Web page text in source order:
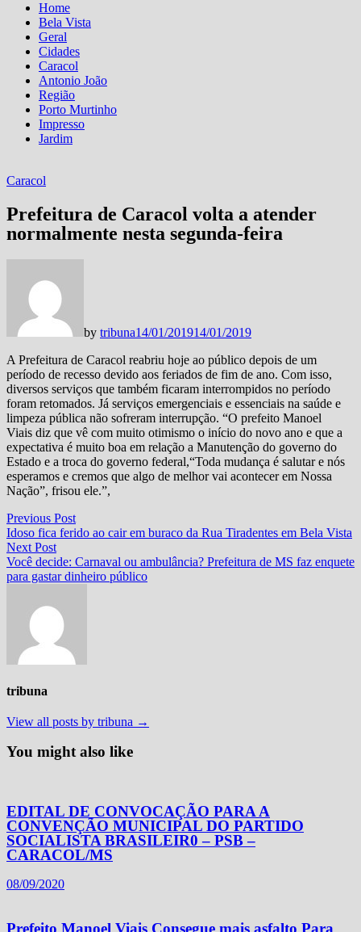
Home
Bela Vista
Geral
Cidades
Caracol
Antonio João
Região
Porto Murtinho
Impresso
Jardim
Caracol
Prefeitura de Caracol volta a atender
normalmente nesta segunda-feira
by tribuna14/01/201914/01/2019
A Prefeitura de Caracol reabriu hoje ao público depois de um
período de recesso devido aos feriados de fim de ano. Com isso,
diversos serviços que também ficaram interrompidos no período
foram retomados. Já serviços emergenciais e essenciais na saúde e
limpeza pública não sofreram interrupção. “O prefeito Manoel
Viais diz que vê com muito otimismo o início do novo ano e que a
expectativa é muito boa em relação a Manutenção do governo do
Estado e a troca do governo federal,“Toda mudança é salutar e nós
esperamos e cremos que algo de melhor vai acontecer em Nossa
Nação”, frisou ele.”,
Navegação
de
Post
Previous PostPrevious
post:
Idoso fica ferido ao cair em buraco da Rua Tiradentes em Bela Vista
Next PostNext
post:
Você decide: Carnaval ou ambulância? Prefeitura de MS faz enquete
para gastar dinheiro público
tribuna
View all posts by tribuna →
You might also like
EDITAL DE CONVOCAÇÃO PARA A
CONVENÇÃO MUNICIPAL DO PARTIDO
SOCIALISTA BRASILEIR0 – PSB –
CARACOL/MS
08/09/2020
Prefeito Manoel Viais Consegue mais asfalto Para